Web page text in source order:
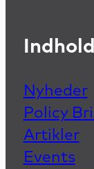
Indhold
Nyheder
Policy
Artikler
Events